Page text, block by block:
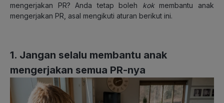
mengerjakan PR? Anda tetap boleh kokmembantu anak
mengerjakan PR, asal mengikuti aturan berikut ini.
1. Jangan selalu membantu anak
mengerjakan semua PR-nya